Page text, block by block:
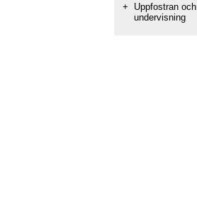
+
Uppfostran och
undervisning